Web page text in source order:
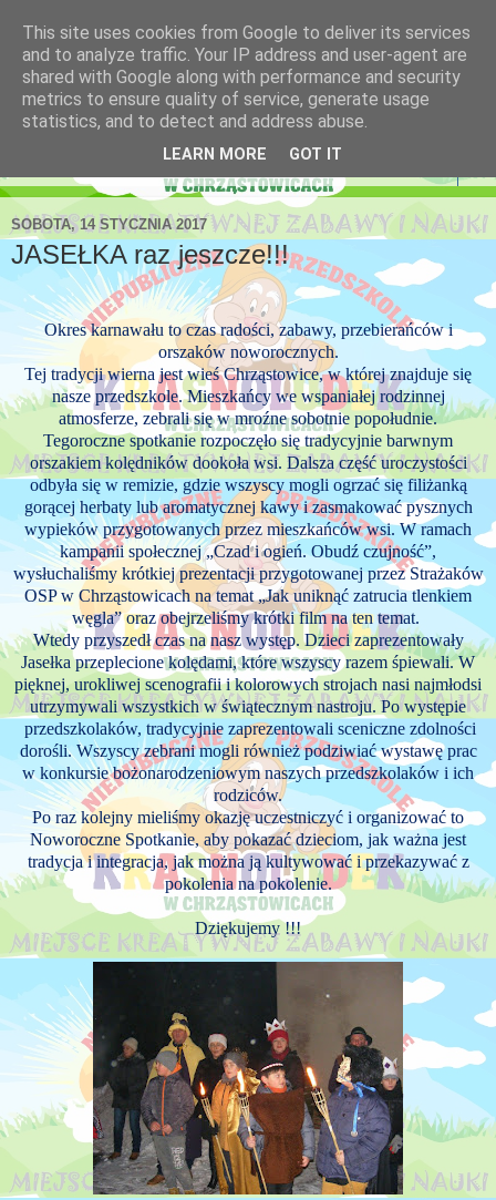
Niepubliczne Przedszkole
Krasnoludek
SOBOTA, 14 STYCZNIA 2017
JASEŁKA raz jeszcze!!!
Okres karnawału to czas radości, zabawy, przebierańców i
orszaków noworocznych.
Tej tradycji wierna jest wieś Chrząstowice, w której znajduje się
nasze przedszkole. Mieszkańcy we wspaniałej rodzinnej
atmosferze, zebrali się w mroźne sobotnie popołudnie.
Tegoroczne spotkanie rozpoczęło się tradycyjnie barwnym
orszakiem kolędników dookoła wsi. Dalsza część uroczystości
odbyła się w remizie, gdzie wszyscy mogli ogrzać się filiżanką
gorącej herbaty lub aromatycznej kawy i zasmakować pysznych
wypieków przygotowanych przez mieszkańców wsi. W ramach
kampanii społecznej „Czad i ogień. Obudź czujność”,
wysłuchaliśmy krótkiej prezentacji przygotowanej przez Strażaków
OSP w Chrząstowicach na temat „Jak uniknąć zatrucia tlenkiem
węgla” oraz obejrzeliśmy krótki film na ten temat.
Wtedy przyszedł czas na nasz występ. Dzieci zaprezentowały
Jasełka przeplecione kolędami, które wszyscy razem śpiewali. W
pięknej, urokliwej scenografii i kolorowych strojach nasi najmłodsi
utrzymywali wszystkich w świątecznym nastroju. Po występie
przedszkolaków, tradycyjnie zaprezentowali sceniczne zdolności
dorośli. Wszyscy zebrani mogli również podziwiać wystawę prac
w konkursie bożonarodzeniowym naszych przedszkolaków i ich
rodziców.
Po raz kolejny mieliśmy okazję uczestniczyć i organizować to
Noworoczne Spotkanie, aby pokazać dzieciom, jak ważna jest
tradycja i integracja, jak można ją kultywować i przekazywać z
pokolenia na pokolenie.
Dziękujemy !!!
This site uses cookies from Google to deliver its services
and to analyze traffic. Your IP address and user-agent are
shared with Google along with performance and security
metrics to ensure quality of service, generate usage
statistics, and to detect and address abuse.
LEARN MORE GOT IT